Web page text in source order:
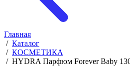
Главная
/ Каталог
/ КОСМЕТИКА
/ HYDRA Парфюм Forever Baby